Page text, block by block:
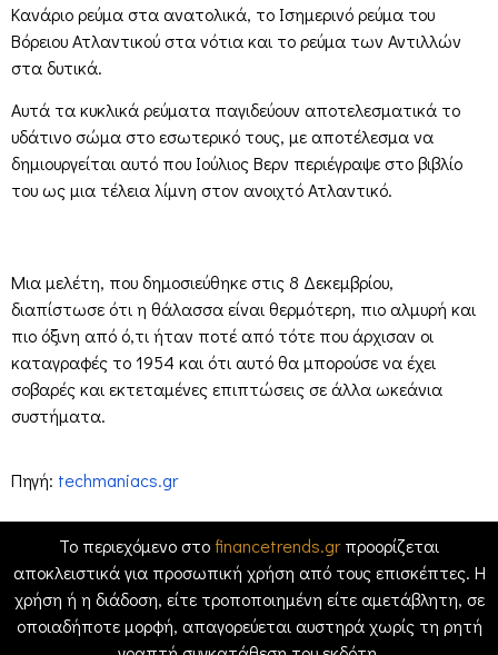
Κανάριο ρεύμα στα ανατολικά, το Ισημερινό ρεύμα του
Βόρειου Ατλαντικού στα νότια και το ρεύμα των Αντιλλών
στα δυτικά.
Αυτά τα κυκλικά ρεύματα παγιδεύουν αποτελεσματικά το
υδάτινο σώμα στο εσωτερικό τους, με αποτέλεσμα να
δημιουργείται αυτό που Ιούλιος Βερν περιέγραψε στο βιβλίο
του ως μια τέλεια λίμνη στον ανοιχτό Ατλαντικό.
Μια μελέτη, που δημοσιεύθηκε στις 8 Δεκεμβρίου,
διαπίστωσε ότι η θάλασσα είναι θερμότερη, πιο αλμυρή και
πιο όξινη από ό,τι ήταν ποτέ από τότε που άρχισαν οι
καταγραφές το 1954 και ότι αυτό θα μπορούσε να έχει
σοβαρές και εκτεταμένες επιπτώσεις σε άλλα ωκεάνια
συστήματα.
Πηγή: techmaniacs.gr
Το περιεχόμενο στο financetrends.grπροορίζεται
αποκλειστικά για προσωπική χρήση από τους επισκέπτες. Η
χρήση ή η διάδοση, είτε τροποποιημένη είτε αμετάβλητη, σε
οποιαδήποτε μορφή, απαγορεύεται αυστηρά χωρίς τη ρητή